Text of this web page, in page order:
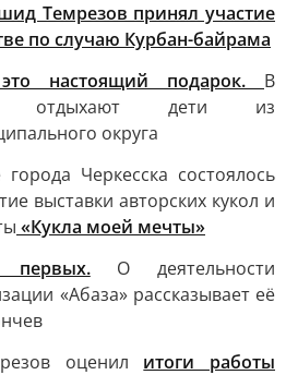
Темрезов принял участие
по случаю Курбан-байрама
настоящий подарок. В
отдыхают дети из
округа
Черкесска состоялось
выставки авторских кукол и
«Кукла моей мечты»
О деятельности
«Абаза» рассказывает её
оценил итоги работы